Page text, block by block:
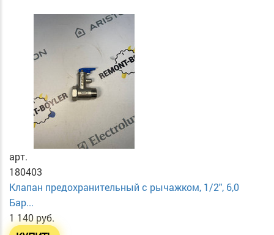
арт.
180403
Клапан предохранительный с рычажком, 1/2", 6,0
Бар...
1 140 руб.